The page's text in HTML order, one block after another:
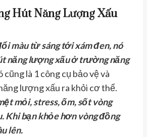
Hút Năng Lượng Xấu
màu từ sáng tới xám đen, nó
năng lượng xấu ở trường năng
cũng là 1 công cụ bảo vệ và
lượng xấu ra khỏi cơ thể.
mỏi, stress, ốm, sốt vòng
Khi bạn khỏe hơn vòng đồng
lên.